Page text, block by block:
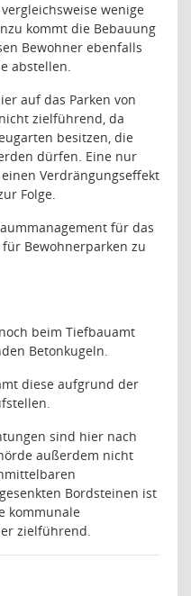
wenige
kommt die Bebauung
Bewohner ebenfalls
abstellen.
auf das Parken von
zielführend, da
besitzen, die
dürfen. Eine nur
Verdrängungseffekt
Folge.
für das
Bewohnerparken zu
beim Tiefbauamt
Betonkugeln.
diese aufgrund der
sind hier nach
außerdem nicht
Bordsteinen ist
kommunale
zielführend.